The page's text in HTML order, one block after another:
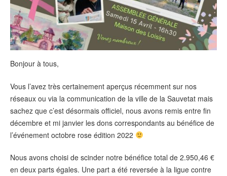
Bonjour à tous,
Vous l’avez très certainement aperçus récemment sur nos
réseaux ou via la communication de la ville de la Sauvetat mais
sachez que c’est désormais officiel, nous avons remis entre fin
décembre et mi janvier les dons correspondants au bénéfice de
l’événement octobre rose édition 2022
Nous avons choisi de scinder notre bénéfice total de 2.950,46 €
en deux parts égales. Une part a été reversée à la ligue contre